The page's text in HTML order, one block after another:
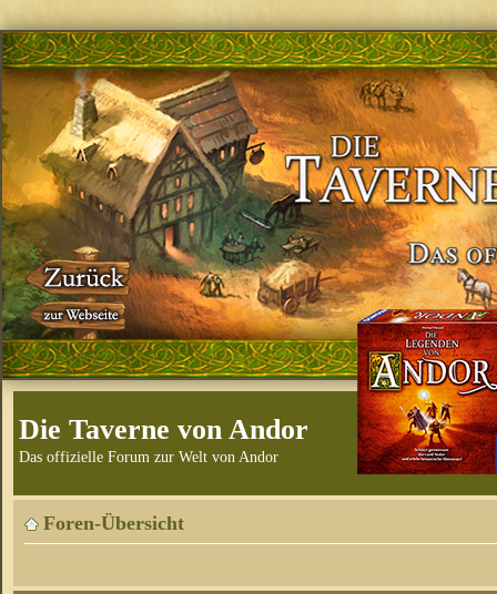
Die Taverne von Andor
Das offizielle Forum zur Welt von Andor
Foren-Übersicht